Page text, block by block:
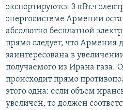
экспортируются 3 кВт.ч
энергосистеме Армении
абсолютно бесплатной
прямо следует, что Армения
заинтересована в
получаемого из Ирана газа.
происходит прямо
этого одна: если объем
увеличен, то должен